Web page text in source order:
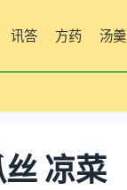
讯答 方药 汤羹
凉菜